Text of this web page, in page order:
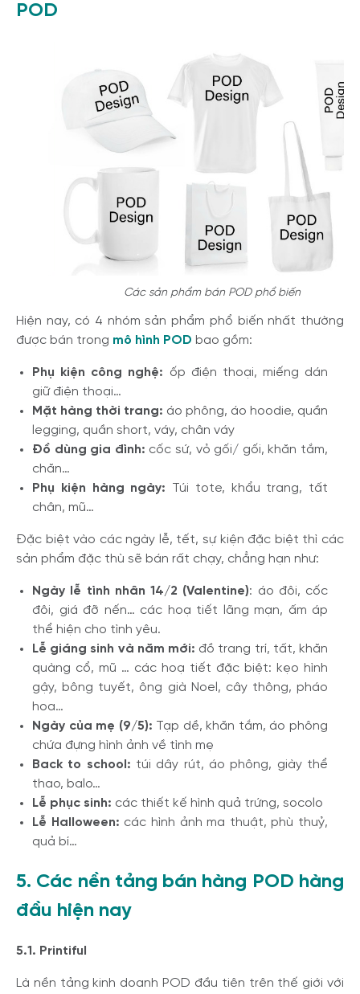
POD
Các sản phẩm bán POD phổ biến
Hiện nay, có 4 nhóm sản phẩm phổ biến nhất thường
được bán trong mô hình POD bao gồm:
Phụ kiện công nghệ: ốp điện thoại, miếng dán
giữ điện thoại…
Mặt hàng thời trang: áo phông, áo hoodie, quần
legging, quần short, váy, chân váy
Đồ dùng gia đình: cốc sứ, vỏ gối/ gối, khăn tắm,
chăn…
Phụ kiện hàng ngày: Túi tote, khẩu trang, tất
chân, mũ…
Đặc biệt vào các ngày lễ, tết, sự kiện đặc biệt thì các
sản phẩm đặc thù sẽ bán rất chạy, chẳng hạn như:
Ngày lễ tình nhân 14/2 (Valentine): áo đôi, cốc
đôi, giá đỡ nến… các hoạ tiết lãng mạn, ấm áp
thể hiện cho tình yêu.
Lễ giáng sinh và năm mới: đồ trang trí, tất, khăn
quàng cổ, mũ … các hoạ tiết đặc biệt: kẹo hình
gậy, bông tuyết, ông già Noel, cây thông, pháo
hoa…
Ngày của mẹ (9/5): Tạp dề, khăn tắm, áo phông
chứa đựng hình ảnh về tình mẹ
Back to school: túi dây rút, áo phông, giày thể
thao, balo…
Lễ phục sinh: các thiết kế hình quả trứng, socolo
Lễ Halloween: các hình ảnh ma thuật, phù thuỷ,
quả bí…
5. Các nền tảng bán hàng POD hàng
đầu hiện nay
5.1. Printiful
Là nền tảng kinh doanh POD đầu tiên trên thế giới với